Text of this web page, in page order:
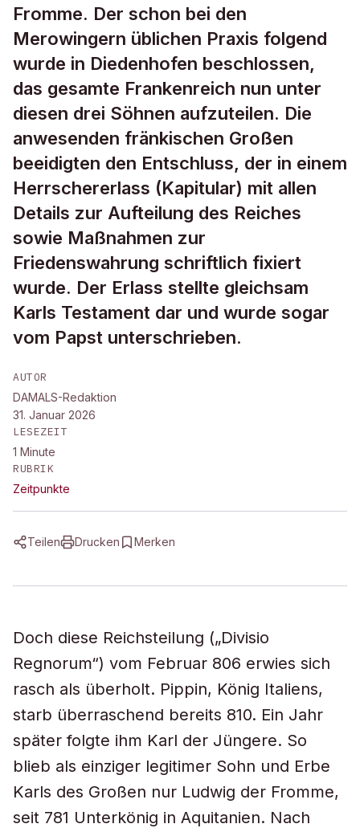
Fromme. Der schon bei den
Merowingern üblichen Praxis folgend
wurde in Diedenhofen beschlossen,
das gesamte Frankenreich nun unter
diesen drei Söhnen aufzuteilen. Die
anwesenden fränkischen Großen
beeidigten den Entschluss, der in einem
Herrschererlass (Kapitular) mit allen
Details zur Aufteilung des Reiches
sowie Maßnahmen zur
Friedenswahrung schriftlich fixiert
wurde. Der Erlass stellte gleichsam
Karls Testament dar und wurde sogar
vom Papst unterschrieben.
AUTOR
DAMALS-Redaktion
31. Januar 2026
LESEZEIT
1 Minute
RUBRIK
Zeitpunkte
Teilen Drucken Merken
Doch diese Reichsteilung („Divisio
Regnorum“) vom Februar 806 erwies sich
rasch als überholt. Pippin, König Italiens,
starb überraschend bereits 810. Ein Jahr
später folgte ihm Karl der Jüngere. So
blieb als einziger legitimer Sohn und Erbe
Karls des Großen nur Ludwig der Fromme,
seit 781 Unterkönig in Aquitanien. Nach